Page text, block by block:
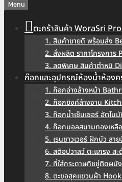
Menu
ตะกร้าสินค้า WoraSri
1. สินค้าขายดี พร้อมส่ง
2. สั่งผลิต ราคาโครงกา
3. ลดพิเศษ สินค้าตำหนิ
ก๊อกและอุปกรณ์ห้องน้ำห้องค
1. ก๊อกอ่างล้างหน้า
2. ก๊อกซิงค์ล้างจาน
3. ก๊อกน้ำเซ็นเซอร์ อัตโน
4. ก๊อกบอลสนามทองเห
5. เรนชาวเวอร์ ฝักบัว ส
6. สต็อปวาลว์ ตะแกรง ส
7. ที่ใส่กระดาษทิชชู่ติดผ
8. ตะขอฮุคแขวนผ้า